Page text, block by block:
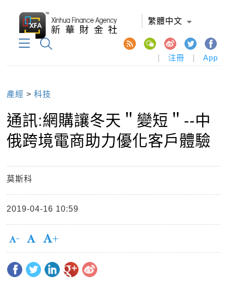
繁體中文
注冊 App
產經 >科技
通訊:網購讓冬天＂變短＂--中
俄跨境電商助力優化客戶體驗
莫斯科
2019-04-16 10:59